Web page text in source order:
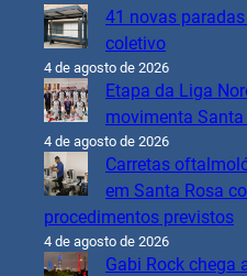
41 novas
coletivo
4 de agosto de 2026
Etapa da Liga
movimenta
4 de agosto de 2026
Carretas
em Santa Rosa
procedimentos previstos
4 de agosto de 2026
Gabi Rock chega